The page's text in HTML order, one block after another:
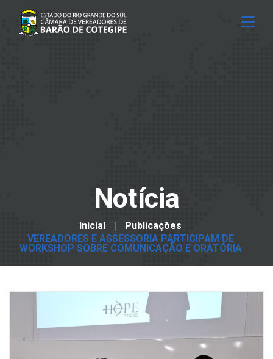
Notícia
Inicial
Publicações
VEREADORES E ASSESSORIA PARTICIPAM DE
WORKSHOP SOBRE COMUNICAÇÃO E ORATÓRIA